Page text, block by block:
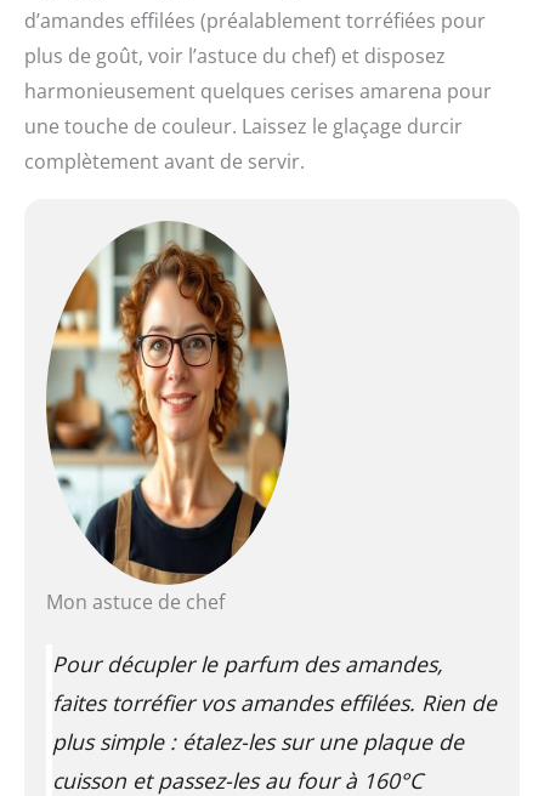
d’amandes effilées (préalablement torréfiées pour
plus de goût, voir l’astuce du chef) et disposez
harmonieusement quelques cerises amarena pour
une touche de couleur. Laissez le glaçage durcir
complètement avant de servir.
Mon astuce de chef
Pour décupler le parfum des amandes,
faites torréfier vos amandes effilées. Rien de
plus simple : étalez-les sur une plaque de
cuisson et passez-les au four à 160°C